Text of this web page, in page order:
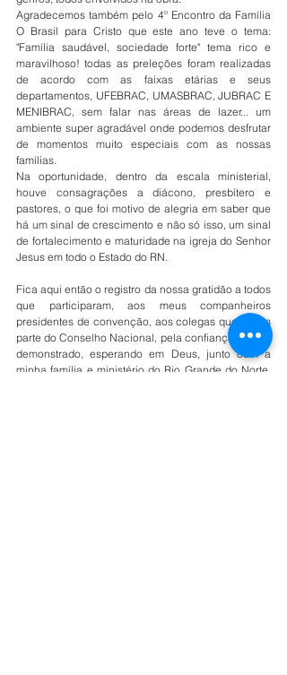
Agradecemos também pelo 4º Encontro da Família
O Brasil para Cristo que este ano teve o tema:
"Família saudável, sociedade forte" tema rico e
maravilhoso! todas as preleções foram realizadas
de acordo com as faixas etárias e seus
departamentos, UFEBRAC, UMASBRAC, JUBRAC E
MENIBRAC, sem falar nas áreas de lazer... um
ambiente super agradável onde podemos desfrutar
de momentos muito especiais com as nossas
famílias.
Na oportunidade, dentro da escala ministerial,
houve consagrações a diácono, presbítero e
pastores, o que foi motivo de alegria em saber que
há um sinal de crescimento e não só isso, um sinal
de fortalecimento e maturidade na igreja do Senhor
Jesus em todo o Estado do RN.
Fica aqui então o registro da nossa gratidão a todos
que participaram, aos meus companheiros
presidentes de convenção, aos colegas que fazem
parte do Conselho Nacional, pela confiança e amor
demonstrado, esperando em Deus, junto com a
minha família e ministério do Rio Grande do Norte,